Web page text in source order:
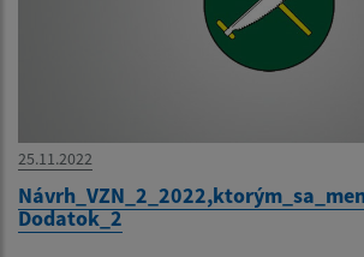
25.11.2022
Dodatok_2